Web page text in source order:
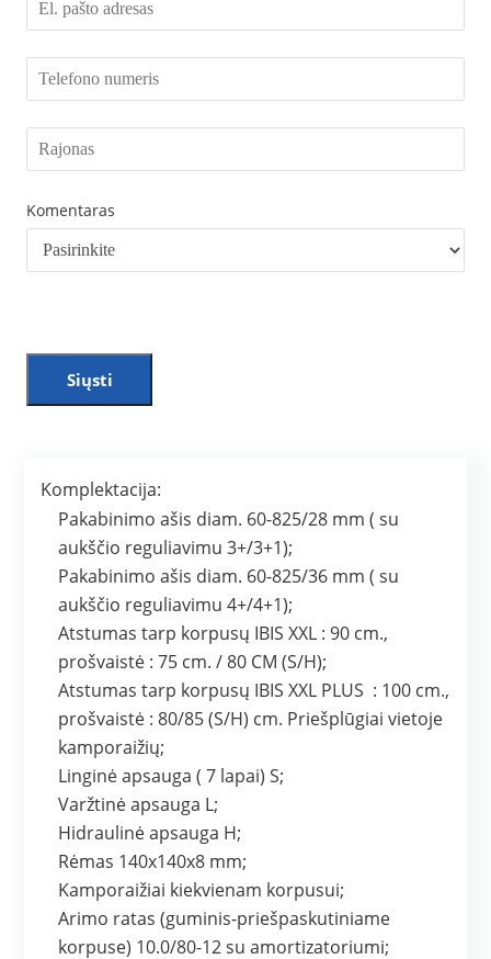
Komentaras
Siųsti
Komplektacija:
Pakabinimo ašis diam. 60-825/28 mm ( su
aukščio reguliavimu 3+/3+1);
Pakabinimo ašis diam. 60-825/36 mm ( su
aukščio reguliavimu 4+/4+1);
Atstumas tarp korpusų IBIS XXL : 90 cm.,
prošvaistė : 75 cm. / 80 CM (S/H);
Atstumas tarp korpusų IBIS XXL PLUS : 100 cm.,
prošvaistė : 80/85 (S/H) cm. Priešplūgiai vietoje
kamporaižių;
Linginė apsauga ( 7 lapai) S;
Varžtinė apsauga L;
Hidraulinė apsauga H;
Rėmas 140x140x8 mm;
Kamporaižiai kiekvienam korpusui;
Arimo ratas (guminis-priešpaskutiniame
korpuse) 10.0/80-12 su amortizatoriumi;